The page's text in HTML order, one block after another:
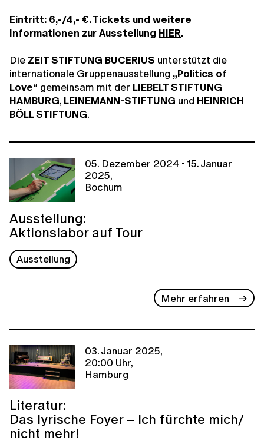
Eintritt: 6,-/4,- €. Tickets und weitere
Informationen zur Ausstellung HIER.
Die ZEIT STIFTUNG BUCERIUS unterstützt die
internationale Gruppenausstellung „Politics of
Love“ gemeinsam mit der LIEBELT STIFTUNG
HAMBURG, LEINEMANN-STIFTUNG und HEINRICH
BÖLL STIFTUNG.
05. Dezember 2024 - 15. Januar
2025,
Bochum
Ausstellung:
Aktionslabor auf Tour
Ausstellung
Mehr erfahren
03. Januar 2025,
20:00 Uhr,
Hamburg
Literatur:
Das lyrische Foyer – Ich fürchte mich/
nicht mehr!